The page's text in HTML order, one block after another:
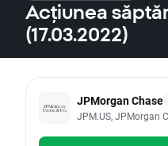
Acțiunea
(17.03.2022)
JPMorgan Chase
JPM.US, JPMorgan